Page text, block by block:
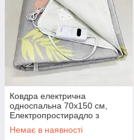
Ковдра електрична
односпальна 70х150 см,
Електропростирадло з
підігрівом electric blanket,
Простирадло DM-89
Немає в наявності